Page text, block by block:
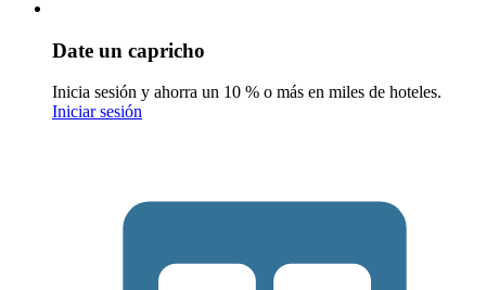
Date un capricho
Inicia sesión y ahorra un 10 % o más en miles de hoteles.
Iniciar sesión